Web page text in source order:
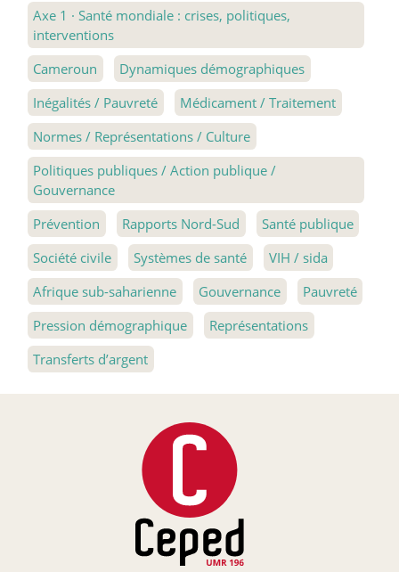
Axe 1 · Santé mondiale : crises, politiques,
interventions
Cameroun
Dynamiques démographiques
Inégalités / Pauvreté
Médicament / Traitement
Normes / Représentations / Culture
Politiques publiques / Action publique /
Gouvernance
Prévention
Rapports Nord-Sud
Santé publique
Société civile
Systèmes de santé
VIH / sida
Afrique sub-saharienne
Gouvernance
Pauvreté
Pression démographique
Représentations
Transferts d’argent